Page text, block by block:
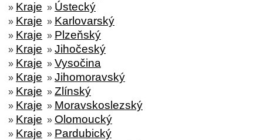
» Kraje » Ústecký
» Kraje » Karlovarský
» Kraje » Plzeňský
» Kraje » Jihočeský
» Kraje » Vysočina
» Kraje » Jihomoravský
» Kraje » Zlínský
» Kraje » Moravskoslezský
» Kraje » Olomoucký
» Kraje » Pardubický